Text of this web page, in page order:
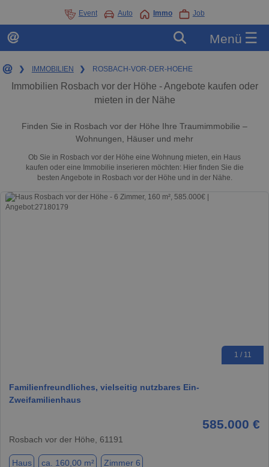
Event Auto Immo Job
Menü ☰
❯ IMMOBILIEN ❯ ROSBACH-VOR-DER-HOEHE
Immobilien Rosbach vor der Höhe - Angebote kaufen oder
mieten in der Nähe
Finden Sie in Rosbach vor der Höhe Ihre Traumimmobilie –
Wohnungen, Häuser und mehr
Ob Sie in Rosbach vor der Höhe eine Wohnung mieten, ein Haus
kaufen oder eine Immobilie inserieren möchten: Hier finden Sie die
besten Angebote in Rosbach vor der Höhe und in der Nähe.
1 / 11
Familienfreundliches, vielseitig nutzbares Ein-
Zweifamilienhaus
585.000 €
Rosbach vor der Höhe, 61191
Haus ca. 160,00 m² Zimmer 6